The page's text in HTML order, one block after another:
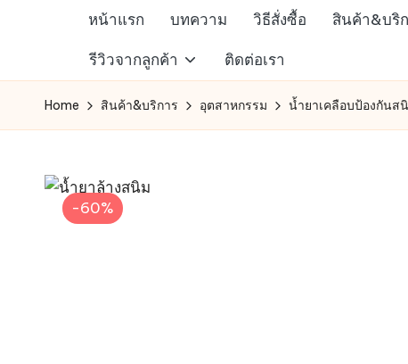
content
สรรพ
สินค้า
ออนไลน์
คน
หน้าแรก บทความ วิธีสั่งซื้อ สินค้า&บริ
รีวิวจากลูกค้า ติดต่อเรา
Home สินค้า&บริการ อุตสาหกรรม น้ำยาเคลือบป้องกันส
-60%